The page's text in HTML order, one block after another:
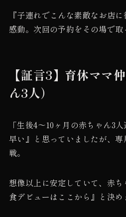
『子連れでこんな素敵なお店
感動。次回の予約をその場で取
【証言3】育休ママ
ん3人）
「生後4〜10ヶ月の赤ちゃん3
早い』と思っていましたが、
戦。
想像以上に安定していて、赤
食デビューはここから』と決め